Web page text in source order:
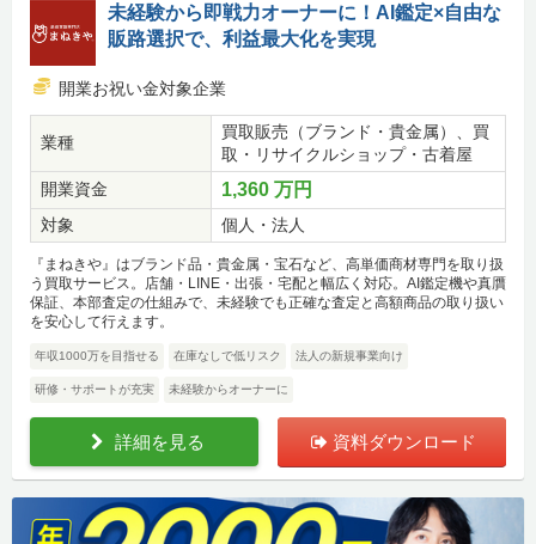
未経験から即戦力オーナーに！AI鑑定×自由な
販路選択で、利益最大化を実現
開業お祝い金対象企業
業種
買取販売（ブランド・貴金属）、買
取・リサイクルショップ・古着屋
開業資金
1,360 万円
対象 個人・法人
『まねきや』はブランド品・貴金属・宝石など、高単価商材専門を取り扱
う買取サービス。店舗・LINE・出張・宅配と幅広く対応。AI鑑定機や真贋
保証、本部査定の仕組みで、未経験でも正確な査定と高額商品の取り扱い
を安心して行えます。
年収1000万を目指せる 在庫なしで低リスク 法人の新規事業向け
研修・サポートが充実 未経験からオーナーに
詳細を見る 資料ダウンロード